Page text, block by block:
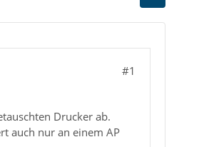
#1
Drucker ab.
auch nur an einem AP